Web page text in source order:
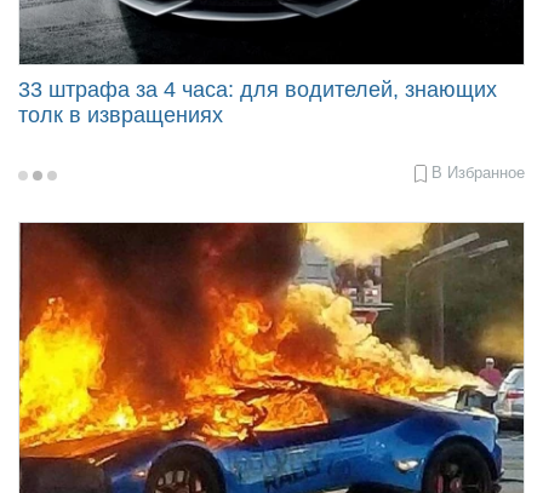
33 штрафа за 4 часа: для водителей, знающих
толк в извращениях
2018-
10:00
В Избранное